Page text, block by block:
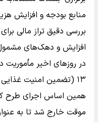
منابع بودجه و افزایش
بررسی دقیق تراز مالی
افزایش و دهک‌های
در روزهای اخیر مأموریت
۱۳ (تضمین امنیت
همین اساس اجرای طرح
موقت خارج شد تا به‌